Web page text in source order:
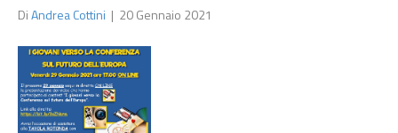
DiAndrea Cottini | 20 Gennaio 2021